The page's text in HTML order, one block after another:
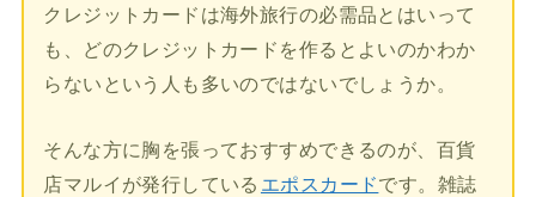
クレジットカードは海外旅行の必需品とはいって
も、どのクレジットカードを作るとよいのかわか
らないという人も多いのではないでしょうか。
そんな方に胸を張っておすすめできるのが、百貨
店マルイが発行している エポスカードです。雑誌